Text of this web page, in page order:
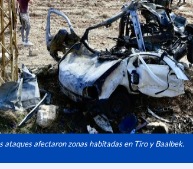
ataques afectaron zonas habitadas en Tiro y Baalbek.